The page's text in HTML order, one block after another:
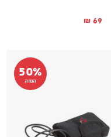
₪ 69
50%
הנחה